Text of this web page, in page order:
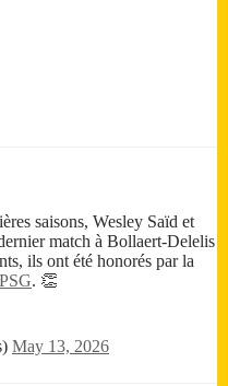
saisons, Wesley Saïd et
match à Bollaert-Delelis
ils ont été honorés par la
. 👏
May 13, 2026